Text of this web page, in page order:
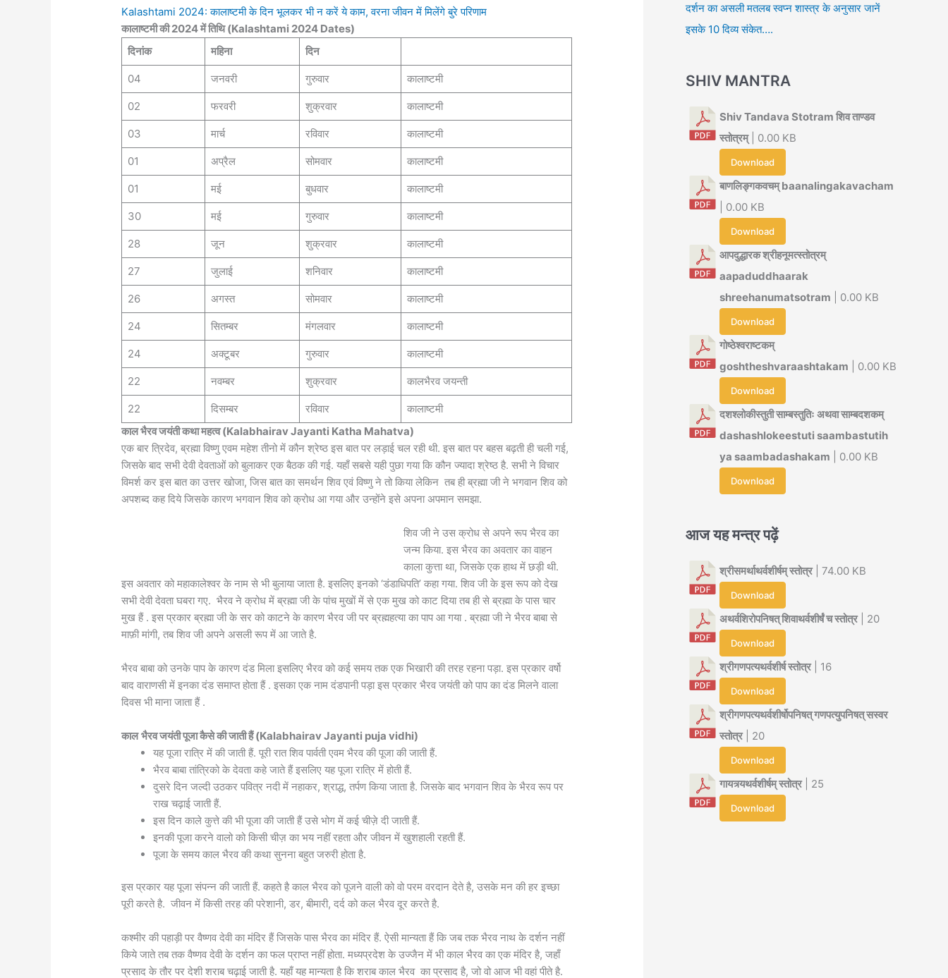
Kalashtami 2024: कालाष्टमी के दिन भूलकर भी न करें ये काम, वरना जीवन में मिलेंगे बुरे परिणाम
कालाष्टमी की 2024 में तिथि (Kalashtami 2024 Dates)
दिनांक
महिना दिन
04 जनवरी गुरुवार कालाष्टमी
02 फरवरी शुक्रवार कालाष्टमी
03 मार्च रविवार कालाष्टमी
01 अप्रैल सोमवार कालाष्टमी
01 मई बुधवार कालाष्टमी
30 मई गुरुवार कालाष्टमी
28 जून शुक्रवार कालाष्टमी
27 जुलाई शनिवार कालाष्टमी
26 अगस्त सोमवार कालाष्टमी
24 सितम्बर मंगलवार कालाष्टमी
24 अक्टूबर गुरुवार कालाष्टमी
22 नवम्बर शुक्रवार कालभैरव जयन्ती
22 दिसम्बर रविवार
कालाष्टमी
काल भैरव जयंती कथा महत्व (Kalabhairav Jayanti Katha Mahatva)
एक बार त्रिदेव, ब्रह्मा विष्णु एवम महेश तीनो में कौन श्रेष्ठ इस बात पर लड़ाई चल रही थी. इस बात पर बहस बढ़ती ही चली गई,
जिसके बाद सभी देवी देवताओं को बुलाकर एक बैठक की गई. यहाँ सबसे यही पुछा गया कि कौन ज्यादा श्रेष्ठ है. सभी ने विचार
विमर्श कर इस बात का उत्तर खोजा, जिस बात का समर्थन शिव एवं विष्णु ने तो किया लेकिन तब ही ब्रह्मा जी ने भगवान शिव को
अपशब्द कह दिये जिसके कारण भगवान शिव को क्रोध आ गया और उन्होंने इसे अपना अपमान समझा.
शिव जी ने उस क्रोध से अपने रूप भैरव का
जन्म किया. इस भैरव का अवतार का वाहन
काला कुत्ता था, जिसके एक हाथ में छड़ी थी.
इस अवतार को महाकालेश्वर के नाम से भी बुलाया जाता है. इसलिए इनको ‘डंडाधिपति’ कहा गया. शिव जी के इस रूप को देख
सभी देवी देवता घबरा गए. भैरव ने क्रोध में ब्रह्मा जी के पांच मुखों में से एक मुख को काट दिया तब ही से ब्रह्मा के पास चार
मुख हैं . इस प्रकार ब्रह्मा जी के सर को काटने के कारण भैरव जी पर ब्रह्महत्या का पाप आ गया . ब्रह्मा जी ने भैरव बाबा से
माफ़ी मांगी, तब शिव जी अपने असली रूप में आ जाते है.
भैरव बाबा को उनके पाप के कारण दंड मिला इसलिए भैरव को कई समय तक एक भिखारी की तरह रहना पड़ा. इस प्रकार वर्षो
बाद वाराणसी में इनका दंड समाप्त होता हैं . इसका एक नाम दंडपानी पड़ा इस प्रकार भैरव जयंती को पाप का दंड मिलने वाला
दिवस भी माना जाता हैं .
काल भैरव जयंती पूजा कैसे की जाती हैं (Kalabhairav Jayanti puja vidhi)
यह पूजा रात्रि में की जाती हैं. पूरी रात शिव पार्वती एवम भैरव की पूजा की जाती हैं.
भैरव बाबा तांत्रिको के देवता कहे जाते हैं इसलिए यह पूजा रात्रि में होती हैं.
दुसरे दिन जल्दी उठकर पवित्र नदी में नहाकर, श्राद्ध, तर्पण किया जाता है. जिसके बाद भगवान शिव के भैरव रूप पर
राख चढ़ाई जाती हैं.
इस दिन काले कुत्ते की भी पूजा की जाती हैं उसे भोग में कई चीज़े दी जाती हैं.
इनकी पूजा करने वालो को किसी चीज़ का भय नहीं रहता और जीवन में खुशहाली रहती हैं.
पूजा के समय काल भैरव की कथा सुनना बहुत जरुरी होता है.
इस प्रकार यह पूजा संपन्न की जाती हैं. कहते है काल भैरव को पूजने वाली को वो परम वरदान देते है, उसके मन की हर इच्छा
पूरी करते है. जीवन में किसी तरह की परेशानी, डर, बीमारी, दर्द को कल भैरव दूर करते है.
कश्मीर की पहाड़ी पर वैष्णव देवी का मंदिर हैं जिसके पास भैरव का मंदिर हैं. ऐसी मान्यता हैं कि जब तक भैरव नाथ के दर्शन नहीं
किये जाते तब तक वैष्णव देवी के दर्शन का फल प्राप्त नहीं होता. मध्यप्रदेश के उज्जैन में भी काल भैरव का एक मंदिर है, जहाँ
प्रसाद के तौर पर देशी शराब चढ़ाई जाती है. यहाँ यह मान्यता है कि शराब काल भैरव का प्रसाद है, जो वो आज भी वहां पीते है.
दर्शन का असली मतलब स्वप्न शास्त्र के अनुसार जानें
इसके 10 दिव्य संकेत….
SHIV MANTRA
Shiv Tandava Stotram शिव ताण्डव
स्तोत्रम्| 0.00 KB
Download
बाणलिङ्गकवचम् baanalingakavacham
| 0.00 KB
Download
आपदुद्धारक श्रीहनूमत्स्तोत्रम्
aapaduddhaarak
shreehanumatsotram | 0.00 KB
Download
गोष्ठेश्वराष्टकम्
goshtheshvaraashtakam | 0.00 KB
Download
दशश्लोकीस्तुती साम्बस्तुतिः अथवा साम्बदशकम्
dashashlokeestuti saambastutih
ya saambadashakam | 0.00 KB
Download
आज यह मन्त्र पढ़ें
श्रीसमर्थाथर्वशीर्षम् स्तोत्र| 74.00 KB
Download
अथर्वशिरोपनिषत् शिवाथर्वशीर्षं च स्तोत्र| 20
Download
श्रीगणपत्यथर्वशीर्ष स्तोत्र| 16
Download
श्रीगणपत्यथर्वशीर्षोपनिषत् गणपत्युपनिषत् सस्वर
स्तोत्र| 20
Download
गायत्र्यथर्वशीर्षम् स्तोत्र| 25
Download